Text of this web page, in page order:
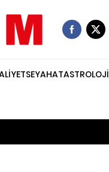
SEYAHATASTROLOJİ